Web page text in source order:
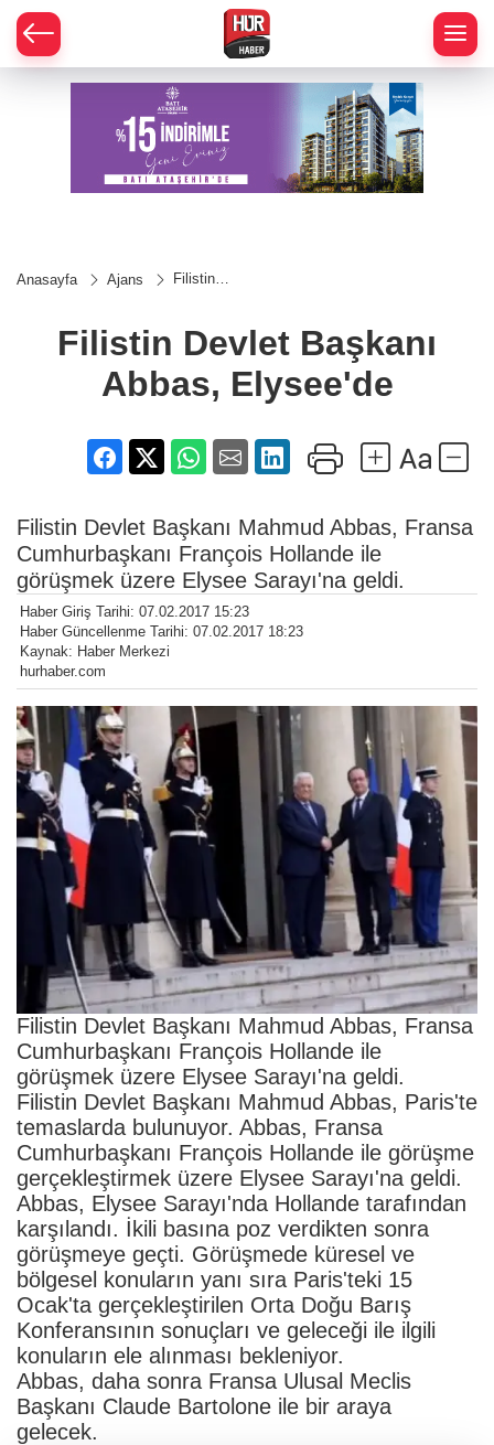
Anasayfa Ajans
Filistin
Abbas,
Elysee'de
Filistin Devlet Başkanı
Abbas, Elysee'de
Filistin Devlet Başkanı Mahmud Abbas, Fransa
Cumhurbaşkanı François Hollande ile
görüşmek üzere Elysee Sarayı'na geldi.
Haber Giriş Tarihi: 07.02.2017 15:23
Haber Güncellenme Tarihi: 07.02.2017 18:23
Kaynak: Haber Merkezi
hurhaber.com
Filistin Devlet Başkanı Mahmud Abbas, Fransa
Cumhurbaşkanı François Hollande ile
görüşmek üzere Elysee Sarayı'na geldi.
Filistin Devlet Başkanı Mahmud Abbas, Paris'te
temaslarda bulunuyor. Abbas, Fransa
Cumhurbaşkanı François Hollande ile görüşme
gerçekleştirmek üzere Elysee Sarayı'na geldi.
Abbas, Elysee Sarayı'nda Hollande tarafından
karşılandı. İkili basına poz verdikten sonra
görüşmeye geçti. Görüşmede küresel ve
bölgesel konuların yanı sıra Paris'teki 15
Ocak'ta gerçekleştirilen Orta Doğu Barış
Konferansının sonuçları ve geleceği ile ilgili
konuların ele alınması bekleniyor.
Abbas, daha sonra Fransa Ulusal Meclis
Başkanı Claude Bartolone ile bir araya
gelecek.